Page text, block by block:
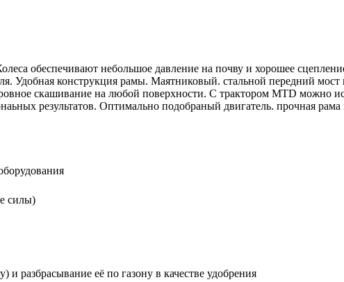
обеспечивают небольшое давление на почву и хорошее
Удобная конструкция рамы. Маятниковый. стальной передний мост
скашивание на любой поверхности. С трактором MTD можно
результатов. Оптимально подобраный двигатель. прочная
силы)
разбрасывание её по газону в качестве удобрения